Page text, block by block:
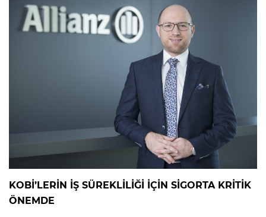
KOBİ’LERİN İŞ SÜREKLİLİĞİ İÇİN SİGORTA KRİTİK
ÖNEMDE